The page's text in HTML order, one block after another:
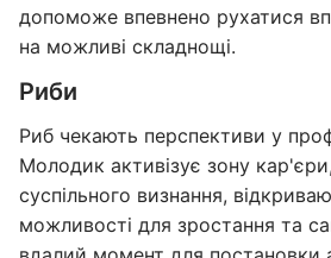
допоможе впевнено рухатися
на можливі складнощі.
Риби
Риб чекають перспективи у
Молодик активізує зону
суспільного визнання,
можливості для зростання та